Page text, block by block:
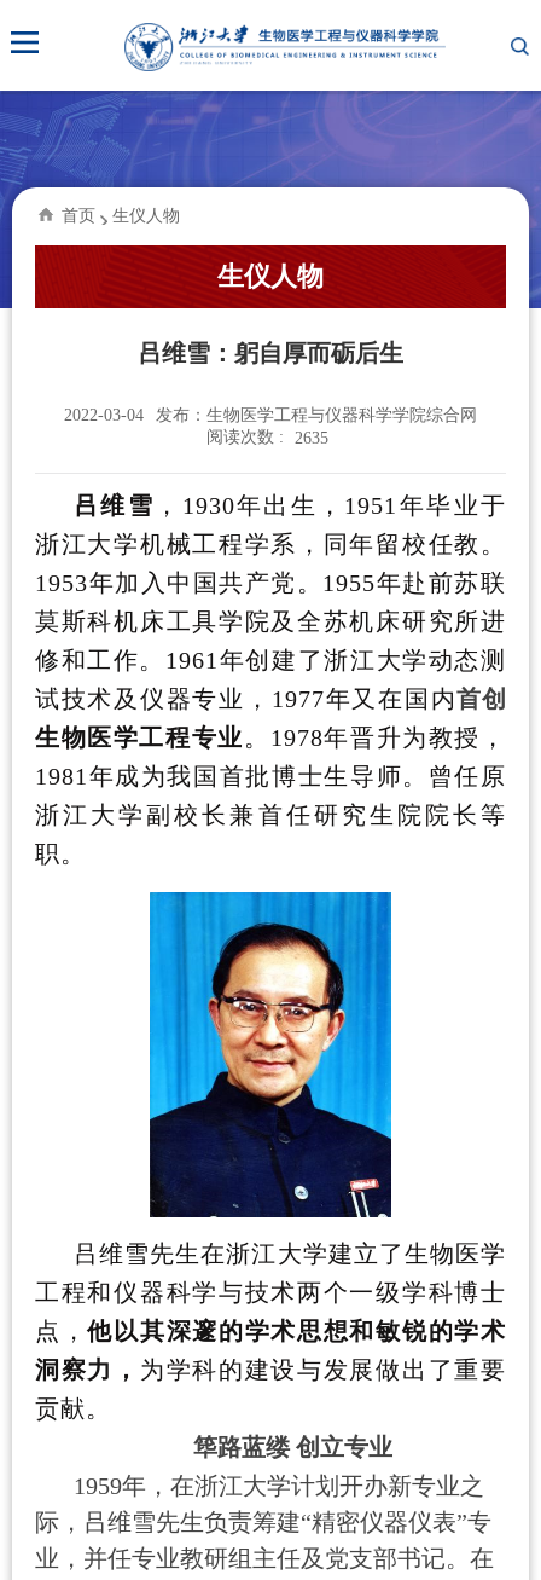
首页 生仪人物
生仪人物
吕维雪：躬自厚而砺后生
2022-03-04
发布：生物医学工程与仪器科学学院综合网
阅读次数 :
2635
吕维雪 ， 1930年出生， 1951 年毕业于
浙江大学机械工程学系，同年留校任教。
1953年加入中国共产党。 1955年赴前苏联
莫斯科机床工具学院及全苏机床研究所进
修和工作。 1961 年创建了浙江大学动态测
试技术及仪器专业， 1977年又在国内首创
生物医学工程专业。 1978年晋升为教授，
1981 年成为我国首批博士生导师。曾任原
浙江大学副校长兼首任研究生院院长等
职。
吕维雪先生在浙江大学建立了生物医学
工程和仪器科学与技术两个一级学科博士
点，他以其深邃的学术思想和敏锐的学术
洞察力， 为学科的建设与发展做出了重要
贡献。
筚路蓝缕 创立专业
1959年，在浙江大学计划开办新专业之
际，吕维雪先生负责筹建“精密仪器仪表”专
业，并任专业教研组主任及党支部书记。在